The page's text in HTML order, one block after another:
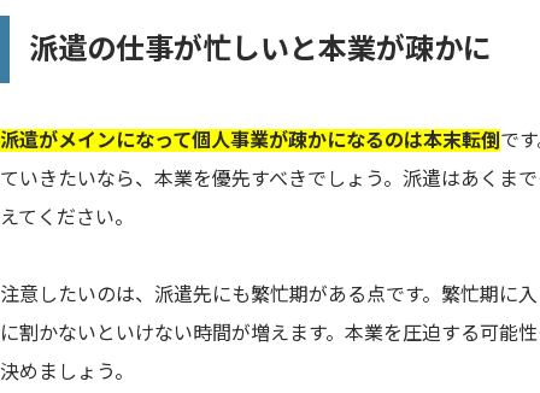
派遣の仕事が忙しいと本業が疎かに
派遣がメインになって個人事業が疎かになるのは本末転倒 で
ていきたいなら、本業を優先すべきでしょう。派遣はあくま
えてください。
注意したいのは、派遣先にも繁忙期がある点です。繁忙期に
に割かないといけない時間が増えます。本業を圧迫する可能
決めましょう。